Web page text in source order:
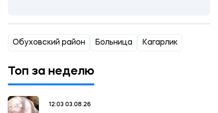
Обуховский район Больница Кагарлик
Топ за неделю
12:03 03.08.26